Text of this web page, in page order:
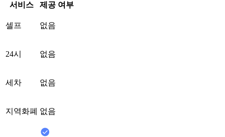
서비스 제공 여부
셀프 없음
24시 없음
세차 없음
지역화폐 없음